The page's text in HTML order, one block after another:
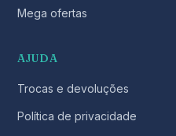
Mega ofertas
AJUDA
Trocas e devoluções
Política de privacidade